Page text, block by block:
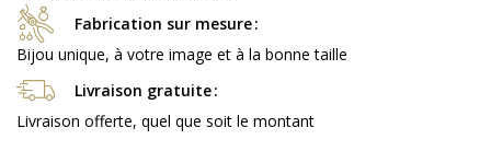
Fabrication sur mesure
Bijou unique, à votre image et à la bonne taille
Livraison gratuite
Livraison offerte, quel que soit le montant